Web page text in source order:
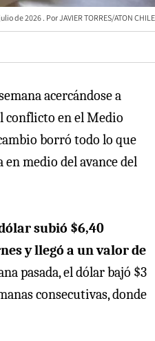
de 2026 JAVIER TORRES/ATON CHILE
acercándose a
conflicto en el Medio
borró todo lo que
en medio del avance del
subió $6,40
y llegó a un valor de
pasada, el dólar bajó $3
consecutivas, donde